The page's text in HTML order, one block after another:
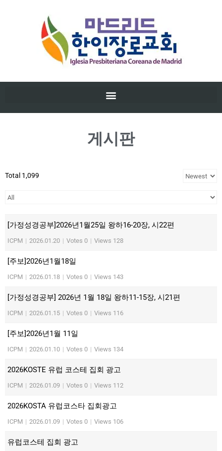
게시판
Total 1,099
[가정성경공부]2026년1월25일 왕하16-20장, 시22편
ICPM | 2026.01.20 | Votes 0 | Views 128
[주보]2026년1월18일
ICPM | 2026.01.18 | Votes 0 | Views 143
[가정성경공부] 2026년 1월 18일 왕하11-15장, 시21편
ICPM | 2026.01.15 | Votes 0 | Views 116
[주보]2026년1월 11일
ICPM | 2026.01.10 | Votes 0 | Views 134
2026KOSTE 유럽 코스테 집회 광고
ICPM | 2026.01.09 | Votes 0 | Views 112
2026KOSTA 유럽코스타 집회광고
ICPM | 2026.01.09 | Votes 0 | Views 106
유럽코스테 집회 광고